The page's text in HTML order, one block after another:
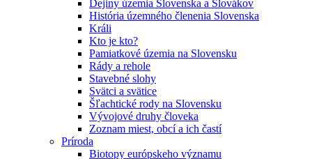
Dejiny územia Slovenska a Slovákov
História územného členenia Slovenska
Králi
Kto je kto?
Pamiatkové územia na Slovensku
Rády a rehole
Stavebné slohy
Svätci a svätice
Šľachtické rody na Slovensku
Vývojové druhy človeka
Zoznam miest, obcí a ich častí
Príroda
Biotopy európskeho významu